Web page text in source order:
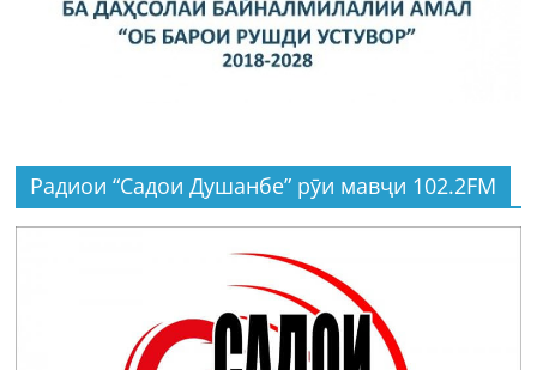
Радиои “Садои Душанбе” рӯи мавҷи 102.2FM